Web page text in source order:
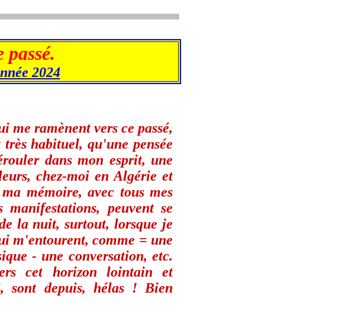
2024
me ramènent vers ce passé,
habituel, qu'une pensée
dans mon esprit, une
chez-moi en Algérie et
mémoire, avec tous mes
peuvent se
la nuit, surtout, lorsque je
m'entourent, comme = une
- une conversation, etc.
cet horizon lointain et
sont depuis, hélas ! Bien